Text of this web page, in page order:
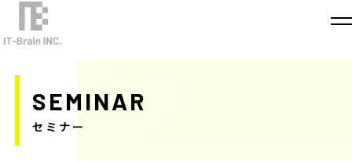
SEMINAR
セミナー